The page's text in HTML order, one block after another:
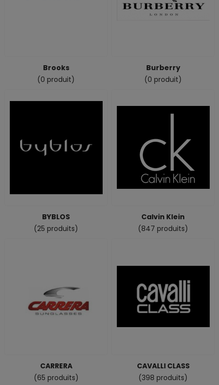
Brooks
(0 produit)
Burberry
(0 produit)
BYBLOS
(25 produits)
Calvin Klein
(847 produits)
CARRERA
(65 produits)
CAVALLI CLASS
(398 produits)